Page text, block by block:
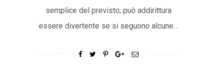
semplice del previsto, può addirittura
essere divertente se si seguono alcune…